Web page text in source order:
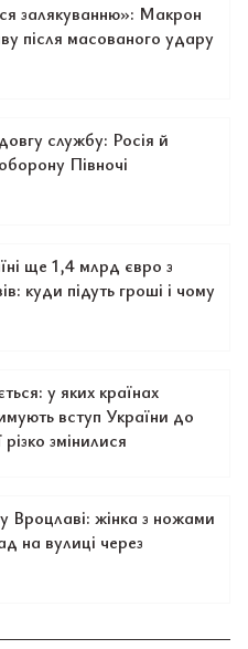
залякуванню»: Макрон
після масованого удару
службу: Росія й
Півночі
ще 1,4 млрд євро з
куди підуть гроші і чому
у яких країнах
вступ України до
змінилися
Вроцлаві: жінка з ножами
на вулиці через